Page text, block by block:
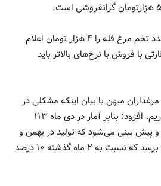
کاشانی حداکثر قیمت هر عدد تخم مرغ فله را ۴ هزار تومان اعلام
با فروش با نرخ‌های بالاتر باید
میهن با بیان اینکه مشکلی در
تولید و عرضه تخم مرغ نداریم، افزود: بنابر آمار در دی ماه ۱۱۳
پیش بینی می‌شود که تولید در بهمن و
اسفند به بالای ۱۱۵ هزارتن برسد که نسبت به ۲ ماه گذشته ۱۰ درصد